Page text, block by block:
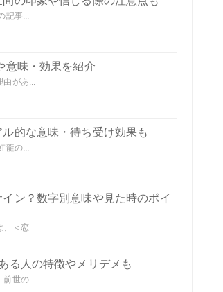
記事...
意味・効果を紹介
由があ...
的な意味・待ち受け効果も
龍の...
ン？数字別意味や見た時のポイ
、＜恋...
る人の特徴やメリデメも
前世の...